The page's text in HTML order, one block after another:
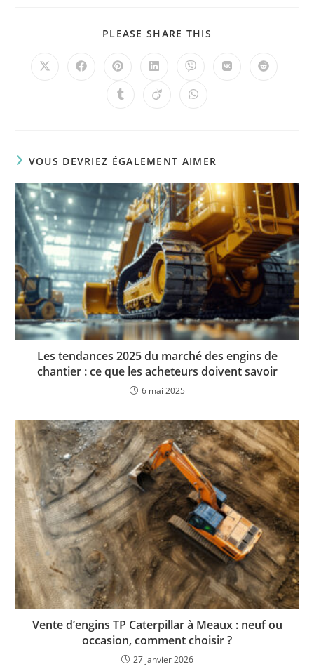
PLEASE SHARE THIS
VOUS DEVRIEZ ÉGALEMENT AIMER
Les tendances 2025 du marché des engins de
chantier : ce que les acheteurs doivent savoir
6 mai 2025
Vente d’engins TP Caterpillar à Meaux : neuf ou
occasion, comment choisir ?
27 janvier 2026